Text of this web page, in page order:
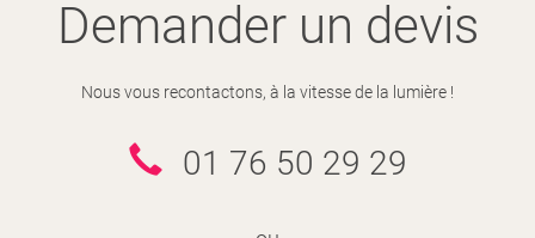
Demander un devis
Nous vous recontactons, à la vitesse de la lumière !
01 76 50 29 29